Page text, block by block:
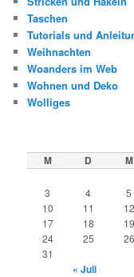
Taschen
Tutorials und
Weihnachten
Woanders im Web
Wohnen und Deko
Wolliges
M D M
3 4 5
10
11 12
17
18 19
24
25 26
31
« Juli